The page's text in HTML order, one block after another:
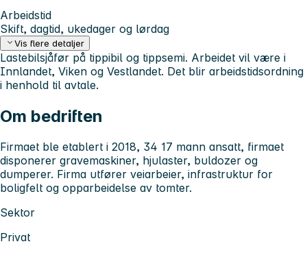
Arbeidstid
Skift, dagtid, ukedager og lørdag
Vis flere detaljer
Lastebilsjåfør på tippibil og tippsemi. Arbeidet vil være i
Innlandet, Viken og Vestlandet. Det blir arbeidstidsordning
i henhold til avtale.
Om bedriften
Firmaet ble etablert i 2018, 34 17 mann ansatt, firmaet
disponerer gravemaskiner, hjulaster, buldozer og
dumperer. Firma utfører veiarbeier, infrastruktur for
boligfelt og opparbeidelse av tomter.
Sektor
Privat